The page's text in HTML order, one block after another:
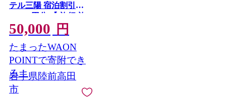
テル三陽 宿泊割引券
10,000円分 【 旅行 旅
ホテル 旅館 宿 宿泊 ト
ラベル 観光 ギフト プ
レゼント 東北 岩手 三
陸 】 RT3261-10
50,000 円
たまったWAON
POINTで寄附でき
る！
岩手県陸前高田
市